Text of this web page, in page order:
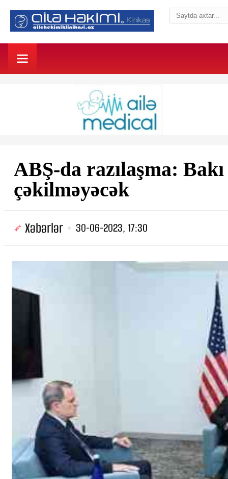
ABŞ-da razılaşma:
çəkilməyəcək
Xəbərlər 30-06-2023, 17:30